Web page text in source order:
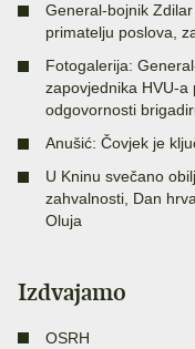
General-bojnik
primatelju poslova,
Fotogalerija:
zapovjednika HVU-
odgovornosti
Anušić: Čovjek je
U Kninu svečano
zahvalnosti, Dan
Oluja
Izdvajamo
OSRH